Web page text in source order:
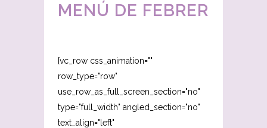
MENÚ DE FEBRER
[vc_row css_animation=""
row_type="row"
use_row_as_full_screen_section="no"
type="full_width" angled_section="no"
text_align="left"